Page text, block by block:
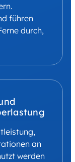
führen
durch,
an
werden